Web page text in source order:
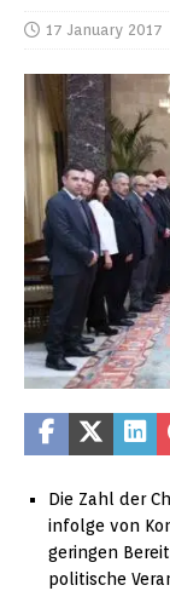
17 January 2017
Die Zahl der
infolge von
geringen
politische